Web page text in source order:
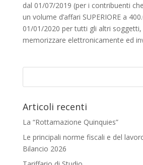
dal 01/07/2019 (per i contribuenti
un volume d’affari SUPERIORE a
01/01/2020 per tutti gli altri
memorizzare elettronicamente ed
Articoli recenti
La “Rottamazione Quinquies”
Le principali norme fiscali e del
Bilancio 2026